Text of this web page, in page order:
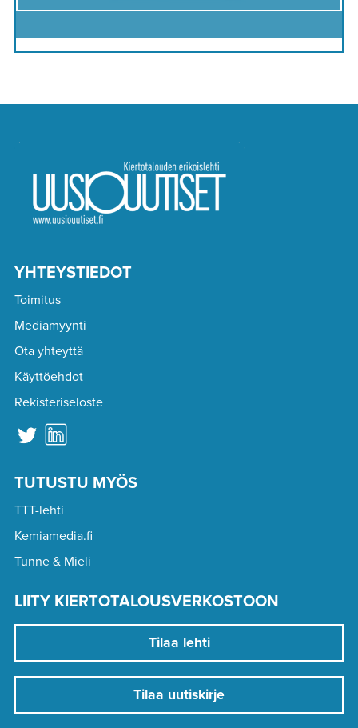
YHTEYSTIEDOT
Toimitus
Mediamyynti
Ota yhteyttä
Käyttöehdot
Rekisteriseloste
TUTUSTU MYÖS
TTT-lehti
Kemiamedia.fi
Tunne & Mieli
LIITY KIERTOTALOUSVERKOSTOON
Tilaa lehti
Tilaa uutiskirje